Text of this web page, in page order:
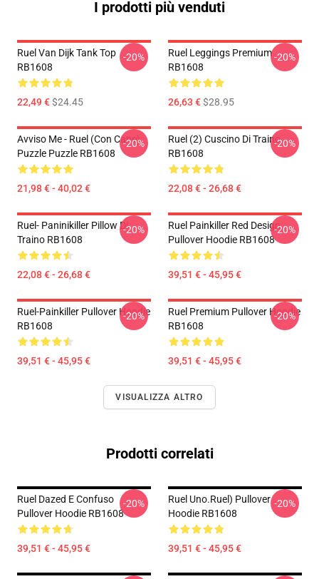
I prodotti più venduti
Ruel Van Dijk Tank Top
RB1608
22,49 €$24.45
-20%
Ruel Leggings Premium
RB1608
26,63 €$28.95
-20%
Avviso Me - Ruel (con Cane)
Puzzle Puzzle RB1608
21,98 € - 40,02 €
-20%
Ruel (2) Cuscino Di Traino
RB1608
22,08 € - 26,68 €
-20%
Ruel- Paninikiller Pillow Di
Traino RB1608
22,08 € - 26,68 €
-20%
Ruel Painkiller Red Design
Pullover Hoodie RB1608
39,51 € - 45,95 €
-20%
Ruel-Painkiller Pullover Hoodie
RB1608
39,51 € - 45,95 €
-20%
Ruel Premium Pullover Hoodie
RB1608
39,51 € - 45,95 €
-20%
VISUALIZZA ALTRO
Prodotti correlati
Ruel Dazed E Confuso
Pullover Hoodie RB1608
39,51 € - 45,95 €
-20%
Ruel Uno.ruel) Pullover
Hoodie RB1608
39,51 € - 45,95 €
-20%